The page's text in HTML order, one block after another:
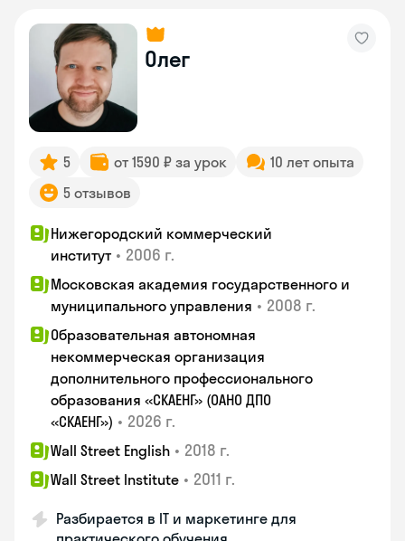
Олег
5 от 1590 ₽ за урок
10 лет опыта
5 отзывов
Нижегородский коммерческий
институт • 2006 г.
Московская академия государственного и
муниципального управления • 2008 г.
Образовательная автономная
некоммерческая организация
дополнительного профессионального
образования «СКАЕНГ» (ОАНО ДПО
«СКАЕНГ») • 2026 г.
Wall Street English • 2018 г.
Wall Street Institute • 2011 г.
Разбирается в IT и маркетинге для